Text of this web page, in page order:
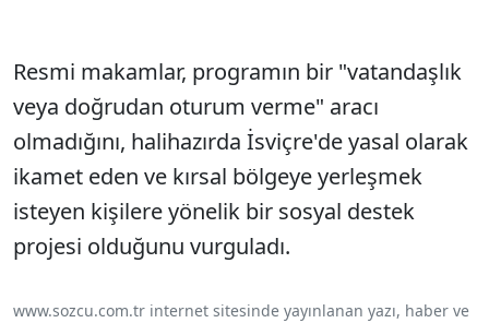
Resmi makamlar, programın bir "vatandaşlık
veya doğrudan oturum verme" aracı
olmadığını, halihazırda İsviçre'de yasal olarak
ikamet eden ve kırsal bölgeye yerleşmek
isteyen kişilere yönelik bir sosyal destek
projesi olduğunu vurguladı.
www.sozcu.com.tr internet sitesinde yayınlanan yazı, haber ve